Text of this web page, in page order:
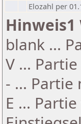
Elozahl per
Hinweis1
blank ...
V ...
- ... Partie
E ...